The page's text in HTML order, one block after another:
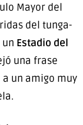
Mayor del
del tunga-
Estadio del
una frase
un amigo muy
.